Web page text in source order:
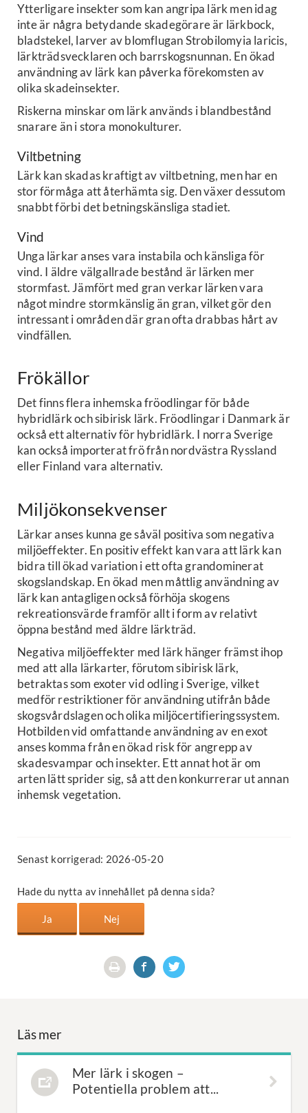
Ytterligare insekter som kan angripa lärk men idag
inte är några betydande skadegörare är lärkbock,
bladstekel, larver av blomflugan Strobilomyia laricis,
lärkträdsvecklaren och barrskogsnunnan. En ökad
användning av lärk kan påverka förekomsten av
olika skadeinsekter.
Riskerna minskar om lärk används i blandbestånd
snarare än i stora monokulturer.
Viltbetning
Lärk kan skadas kraftigt av viltbetning, men har en
stor förmåga att återhämta sig. Den växer dessutom
snabbt förbi det betningskänsliga stadiet.
Vind
Unga lärkar anses vara instabila och känsliga för
vind. I äldre välgallrade bestånd är lärken mer
stormfast. Jämfört med gran verkar lärken vara
något mindre stormkänslig än gran, vilket gör den
intressant i områden där gran ofta drabbas hårt av
vindfällen.
Frökällor
Det finns flera inhemska fröodlingar för både
hybridlärk och sibirisk lärk. Fröodlingar i Danmark är
också ett alternativ för hybridlärk. I norra Sverige
kan också importerat frö från nordvästra Ryssland
eller Finland vara alternativ.
Miljökonsekvenser
Lärkar anses kunna ge såväl positiva som negativa
miljöeffekter. En positiv effekt kan vara att lärk kan
bidra till ökad variation i ett ofta grandominerat
skogslandskap. En ökad men måttlig användning av
lärk kan antagligen också förhöja skogens
rekreationsvärde framför allt i form av relativt
öppna bestånd med äldre lärkträd.
Negativa miljöeffekter med lärk hänger främst ihop
med att alla lärkarter, förutom sibirisk lärk,
betraktas som exoter vid odling i Sverige, vilket
medför restriktioner för användning utifrån både
skogsvårdslagen och olika miljöcertifieringssystem.
Hotbilden vid omfattande användning av en exot
anses komma från en ökad risk för angrepp av
skadesvampar och insekter. Ett annat hot är om
arten lätt sprider sig, så att den konkurrerar ut annan
inhemsk vegetation.
Senast korrigerad: 2026-05-20
Hade du nytta av innehållet på denna sida?
Läs mer
Mer lärk i skogen –
Potentiella problem att...